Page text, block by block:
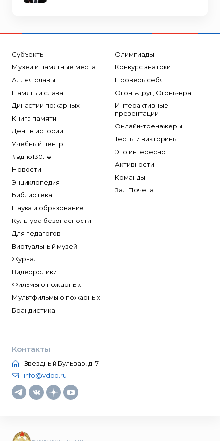
Субъекты
Музеи и памятные места
Аллея славы
Память и слава
Династии пожарных
Книга памяти
День в истории
Учебный центр
#вдпо130лет
Новости
Энциклопедия
Библиотека
Наука и образование
Культура безопасности
Для педагогов
Виртуальный музей
Журнал
Видеоролики
Фильмы о пожарных
Мультфильмы о пожарных
Брандистика
Олимпиады
Конкурс знатоки
Проверь себя
Огонь-друг, Огонь-враг
Интерактивные
презентации
Онлайн-тренажеры
Тесты и викторины
Это интересно!
Активности
Команды
Зал Почета
Контакты
Звездный Бульвар, д. 7
info@vdpo.ru